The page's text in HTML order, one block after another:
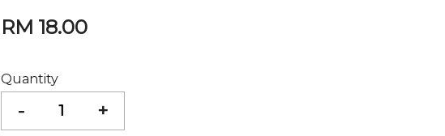
RM 18.00
Quantity
- +